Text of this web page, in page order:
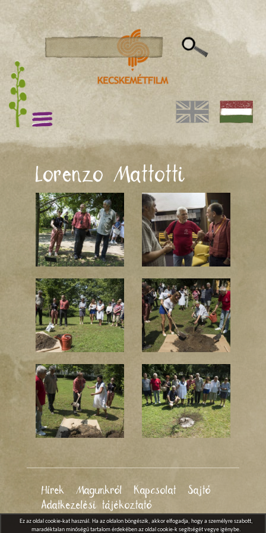
Lorenzo Mattotti
Hírek Magunkról Kapcsolat
Sajtó
Adatkezelési tájékoztató
Ez az oldal cookie-kat használ. Ha az oldalon böngészik, akkor elfogadja, hogy a személyre szabott,
maradéktalan minőségű tartalom érdekében az oldal cookie-k segítségét vegye igénybe.